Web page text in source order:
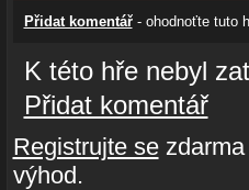
Přidat komentář- ohodnoťte tuto
K této hře nebyl
Přidat komentář
Registrujte sezdarma
výhod.